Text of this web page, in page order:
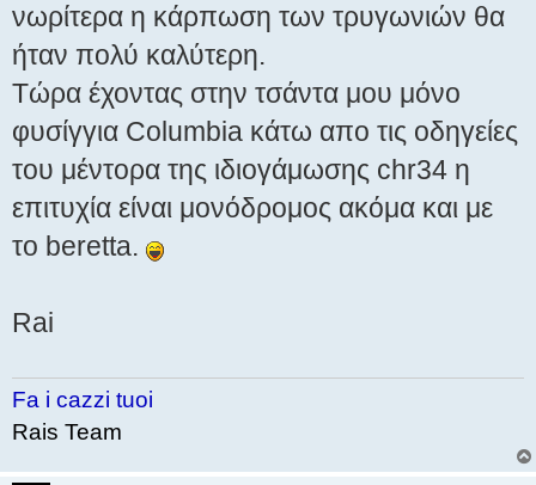
νωρίτερα η κάρπωση των τρυγωνιών θα
ήταν πολύ καλύτερη.
Τώρα έχοντας στην τσάντα μου μόνο
φυσίγγια Columbia κάτω απο τις οδηγείες
του μέντορα της ιδιογάμωσης chr34 η
επιτυχία είναι μονόδρομος ακόμα και με
το beretta.
Rai
Fa i cazzi tuoi
Rais Team